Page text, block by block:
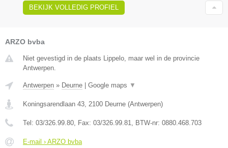
BEKIJK VOLLEDIG PROFIEL
ARZO bvba
Niet gevestigd in de plaats Lippelo, maar wel in de provincie
Antwerpen.
Antwerpen » Deurne Google maps ▼
Koningsarendlaan 43, 2100 Deurne (Antwerpen)
Tel: 03/326.99.80, Fax: 03/326.99.81, BTW-nr: 0880.468.703
E-mail › ARZO bvba